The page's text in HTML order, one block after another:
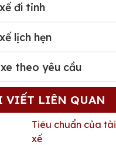
đi tỉnh
lịch hẹn
theo yêu cầu
VIẾT LIÊN QUAN
Tiêu chuẩn của tài
xế